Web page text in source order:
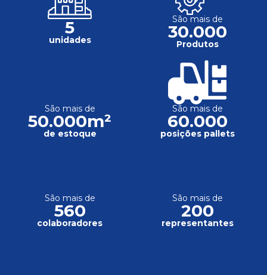
5
unidades
São mais de
30.000
Produtos
São mais de
50.000m²
de estoque
São mais de
60.000
posições pallets
São mais de
560
colaboradores
São mais de
200
representantes